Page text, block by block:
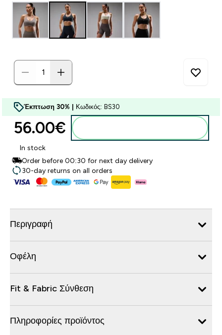
Έκπτωση 30% | Κωδικός: BS30
56.00€‎
In stock
Order before 00:30 for next day delivery
30-day returns on all orders
Περιγραφή
Οφέλη
Fit & Fabric Σύνθεση
Πληροφορίες προϊόντος